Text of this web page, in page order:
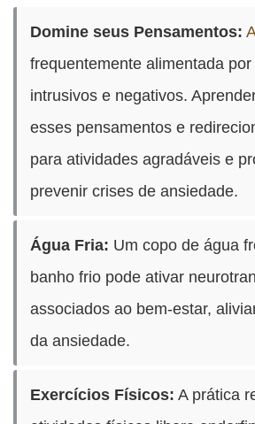
Domine seus Pensamentos:
frequentemente alimentada
intrusivos e negativos.
esses pensamentos e
para atividades agradáveis e
prevenir crises de ansiedade.
Água Fria: Um copo de água
banho frio pode ativar
associados ao bem-estar,
da ansiedade.
Exercícios Físicos: A prática